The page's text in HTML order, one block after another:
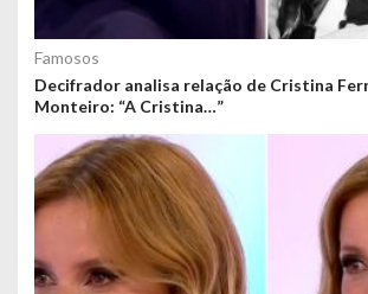
Famosos
Decifrador analisa relação de Cristina
Monteiro: “A Cristina…”